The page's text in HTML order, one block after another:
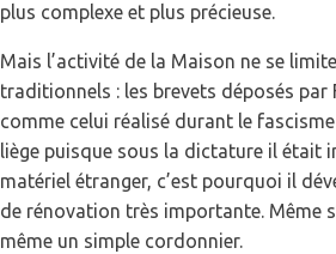
plus complexe et plus précieuse.
Mais l’activité de la Maison ne se
traditionnels : les brevets déposés par
comme celui réalisé durant le
liège puisque sous la dictature il était
matériel étranger, c’est pourquoi il
de rénovation très importante. Même
même un simple cordonnier.